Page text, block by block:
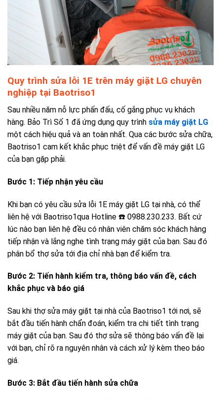
Quy trình sửa lỗi 1E trên máy giặt LG chuyên
nghiệp tại Baotriso1
Sau nhiều năm nỗ lực phấn đấu, cố gắng phục vụ khách
hàng. Bảo Trì Số 1 đã ứng dụng quy trình sửa máy giặt LG
một cách hiệu quả và an toàn nhất. Qua các bước sửa chữa,
Baotriso1 cam kết khắc phục triệt để vấn đề máy giặt LG
của bạn gặp phải.
Bước 1: Tiếp nhận yêu cầu
Khi bạn có yêu cầu sửa lỗi 1E máy giặt LG tại nhà, có thể
liên hệ với Baotriso1qua Hotline ☎️ 0988.230.233. Bất cứ
lúc nào bạn liên hệ đều có nhân viên chăm sóc khách hàng
tiếp nhận và lắng nghe tình trạng máy giặt của bạn. Sau đó
phân bổ thợ sửa tới địa chỉ nhà bạn để kiểm tra.
Bước 2: Tiến hành kiểm tra, thông báo vấn đề, cách
khắc phục và báo giá
Sau khi thợ sửa máy giặt tại nhà của Baotriso1 tới nơi, sẽ
bắt đầu tiến hành chẩn đoán, kiểm tra chi tiết tình trạng
máy giặt của bạn. Sau đó thợ sửa sẽ thông báo vấn đề lại
với bạn, chỉ rõ ra nguyên nhân và cách xử lý kèm theo báo
giá.
Bước 3: Bắt đầu tiến hành sửa chữa